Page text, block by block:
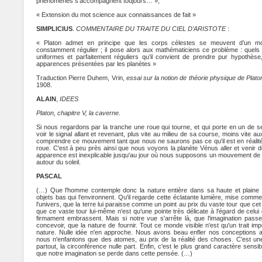
« Extension du mot science aux connaissances de fait »
SIMPLICIUS COMMENTAIRE DU TRAITE DU CIEL D’ARISTOTE:
« Platon admet en principe que les corps célestes se meuvent d’un
constamment régulier ; il pose alors aux mathématiciens ce problème :
uniformes et parfaitement réguliers qu’il convient de prendre pur
apparences présentées par les planètes »
Traduction Pierre Duhem, Vrin, essai sur la notion de théorie physique de
1908.
ALAIN IDEES
Platon, chapitre V, la caverne.
Si nous regardons par la tranche une roue qui tourne, et qui porte en un de
voir le signal allant et revenant, plus vite au milieu de sa course, moins vite
comprendre ce mouvement tant que nous ne saurons pas ce qu'il est en
roue. C'est à peu près ainsi que nous voyons la planète Vénus aller et venir
apparence est inexplicable jusqu'au jour où nous supposons un mouvement
autour du soleil.
PASCAL
(…) Que l'homme contemple donc la nature entière dans sa haute et plaine
objets bas qui l'environnent. Qu'il regarde cette éclatante lumière, mise
l'univers, que la terre lui paraisse comme un point au prix du vaste tour que
que ce vaste tour lui-même n'est qu'une pointe très délicate à l'égard de
firmament embrassent. Mais si notre vue s'arrête là, que l'imagination
concevoir, que la nature de fournir. Tout ce monde visible n'est qu'un trait
nature. Nulle idée n'en approche. Nous avons beau enfler nos conceptions
nous n'enfantons que des atomes, au prix de la réalité des choses. C'est
partout, la circonférence nulle part. Enfin, c'est le plus grand caractère
que notre imagination se perde dans cette pensée. (…)